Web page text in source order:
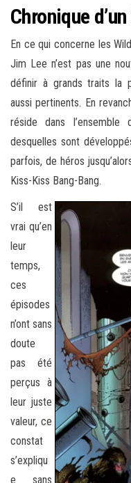
Chronique
En ce qui concerne les
Jim Lee n’est pas une
définir à grands traits la
aussi pertinents. En
réside dans
desquelles sont
parfois, de héros
Kiss-Kiss Bang-Bang.
S’il est
vrai qu’en
leur
temps,
ces
épisodes
n’ont sans
doute
pas été
perçus à
leur juste
valeur, ce
constat
s’expliqu
e sans